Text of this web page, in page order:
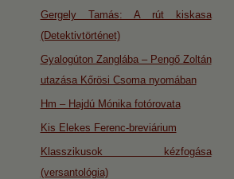
Gergely Tamás: A rút kiskasa
(Detektivtörténet)
Gyalogúton Zanglába – Pengő Zoltán
utazása Kőrösi Csoma nyomában
Hm – Hajdú Mónika fotórovata
Kis Elekes Ferenc-breviárium
Klasszikusok kézfogása
(versantológia)